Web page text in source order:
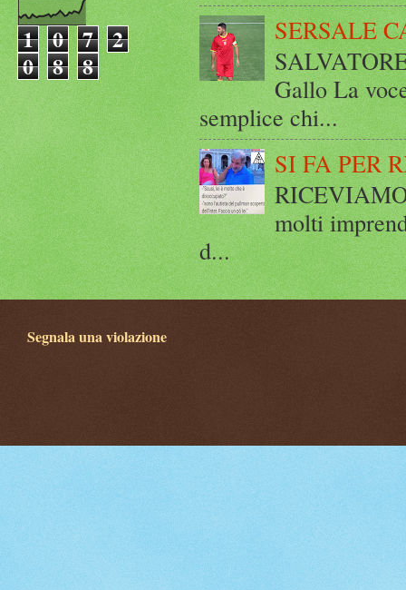
SERSALE
Gallo La
semplice chi...
SI FA PER
molti
d...
1 0 7 2
0 8 8
Segnala una violazione